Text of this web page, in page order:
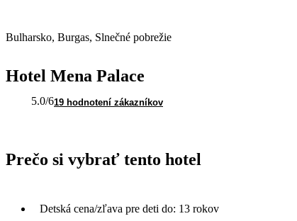
Bulharsko, Burgas, Slnečné pobrežie
Hotel Mena Palace
5.0/619 hodnotení zákazníkov
Prečo si vybrať tento hotel
Detská cena/zľava pre deti do: 13 rokov